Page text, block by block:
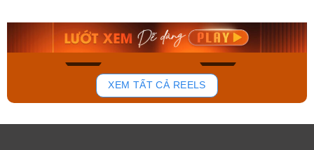
140
Mua ngay Mua ngay
XEM TẤT CẢ REELS